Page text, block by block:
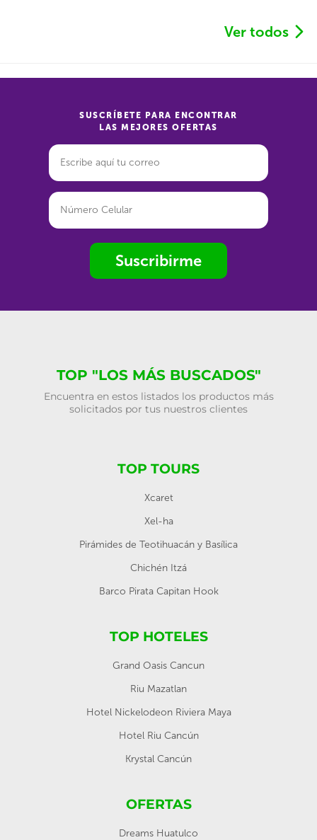
Ver todos
SUSCRÍBETE PARA ENCONTRAR
LAS MEJORES OFERTAS
Suscribirme
TOP "LOS MÁS BUSCADOS"
Encuentra en estos listados los productos más
solicitados por tus nuestros clientes
TOP TOURS
Xcaret
Xel-ha
Pirámides de Teotihuacán y Basílica
Chichén Itzá
Barco Pirata Capitan Hook
TOP HOTELES
Grand Oasis Cancun
Riu Mazatlan
Hotel Nickelodeon Riviera Maya
Hotel Riu Cancún
Krystal Cancún
OFERTAS
Dreams Huatulco